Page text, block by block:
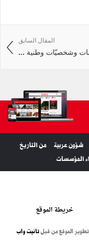
المقال السابق
وشخصيّات وطنية ...
شؤون عربية
من التاريخ
المؤسسات
خريطة الموقع
الموقع من قبلتانيت واب